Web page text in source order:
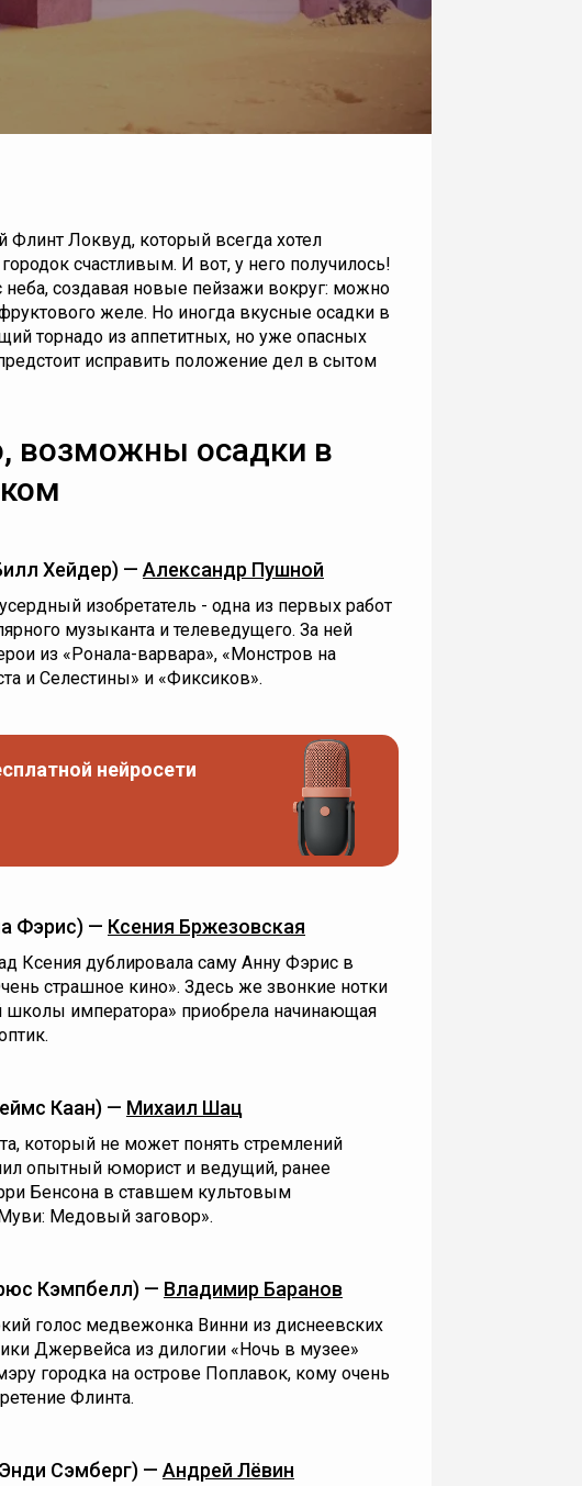
Локвуд, который всегда хотел
счастливым. И вот, у него получилось!
неба, создавая новые пейзажи вокруг: можно
желе. Но иногда вкусные осадки в
торнадо из аппетитных, но уже опасных
исправить положение дел в сытом
возможны осадки в
Хейдер) — Александр Пушной
изобретатель - одна из первых работ
музыканта и телеведущего. За ней
из «Ронала-варвара», «Монстров на
и Селестины» и «Фиксиков».
нейросети
Фэрис) — Ксения Бржезовская
Ксения дублировала саму Анну Фэрис в
страшное кино». Здесь же звонкие нотки
императора» приобрела начинающая
Каан) — Михаил Шац
который не может понять стремлений
опытный юморист и ведущий, ранее
Бенсона в ставшем культовым
Медовый заговор».
Кэмпбелл) — Владимир Баранов
голос медвежонка Винни из диснеевских
Джервейса из дилогии «Ночь в музее»
городка на острове Поплавок, кому очень
Флинта.
Сэмберг) — Андрей Лёвин